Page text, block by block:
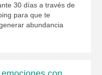
30 días a través de
para que te
abundancia